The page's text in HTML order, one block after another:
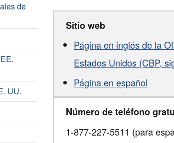
de
UU.
Sitio web
Página en inglés de la
Estados Unidos (CBP,
Página en español
Número de teléfono
1-877-227-5511 (para